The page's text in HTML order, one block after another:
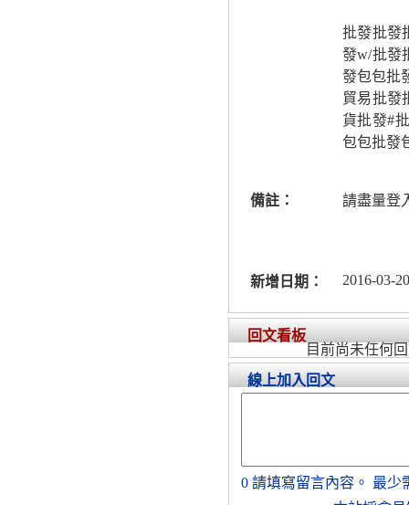
批發批發
發w/批發
發包包批
貿易批發
貨批發#
包包批發
備註： 請盡量登
新增日期： 2016-03-
回文看板
目前尚未任何
線上加入回文
0 請填寫留言內容。 最少